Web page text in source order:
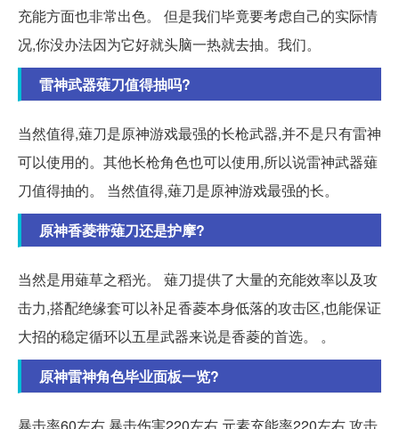
充能方面也非常出色。 但是我们毕竟要考虑自己的实际情
况,你没办法因为它好就头脑一热就去抽。我们。
雷神武器薙刀值得抽吗?
当然值得,薙刀是原神游戏最强的长枪武器,并不是只有雷神
可以使用的。其他长枪角色也可以使用,所以说雷神武器薙
刀值得抽的。 当然值得,薙刀是原神游戏最强的长。
原神香菱带薙刀还是护摩?
当然是用薙草之稻光。 薙刀提供了大量的充能效率以及攻
击力,搭配绝缘套可以补足香菱本身低落的攻击区,也能保证
大招的稳定循环以五星武器来说是香菱的首选。 。
原神雷神角色毕业面板一览?